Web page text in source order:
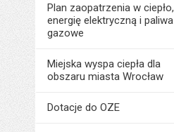
Plan zaopatrzenia w ciepło,
energię elektryczną i paliwa
gazowe
Miejska wyspa ciepła dla
obszaru miasta Wrocław
Dotacje do OZE